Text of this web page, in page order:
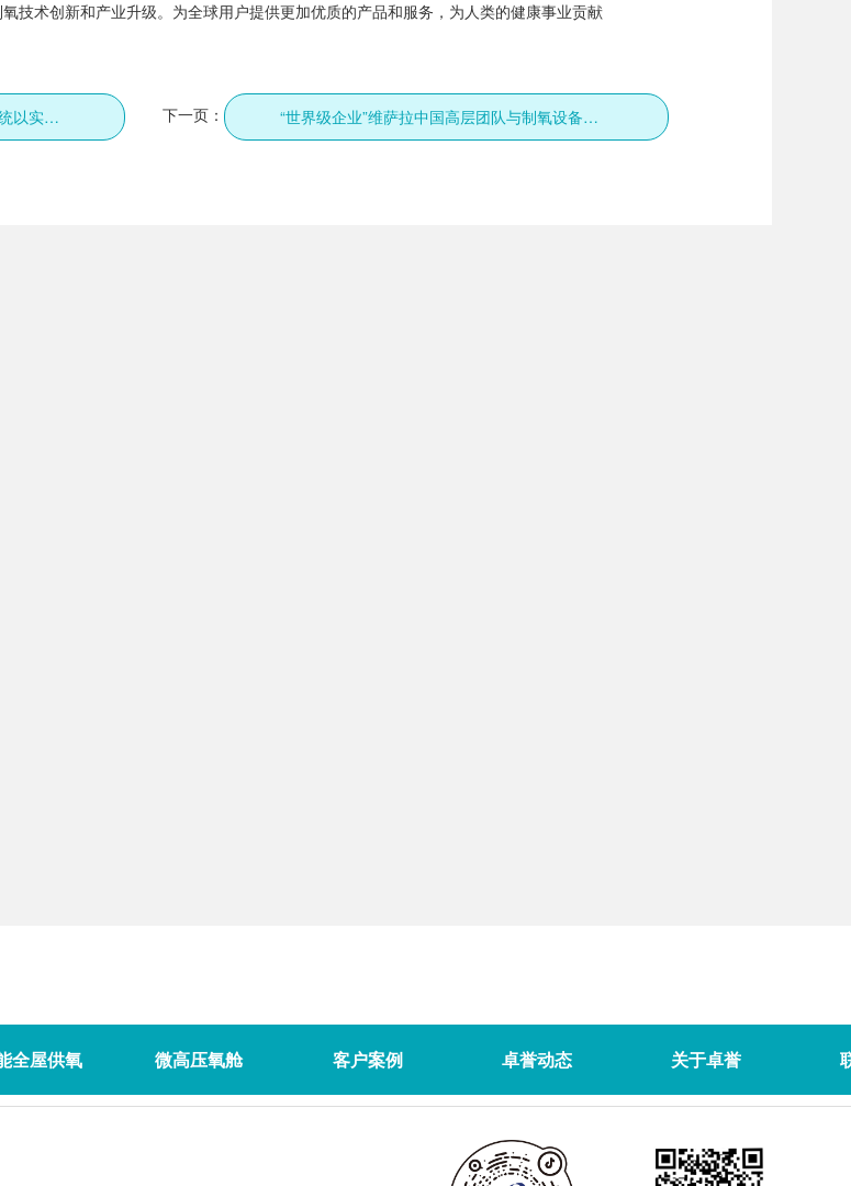
技术创新和产业升级。为全球用户提供更加优质的产品和服务，为人类的健康事业贡献
从初遇到信赖：卓誉集成式医用制氧系统以实力赢得“回头客” 下一页： “世界级企业”维萨拉中国高层团队与制氧设备厂家卓誉洽谈
全屋供氧 微高压氧舱 客户案例 卓誉动态 关于卓誉